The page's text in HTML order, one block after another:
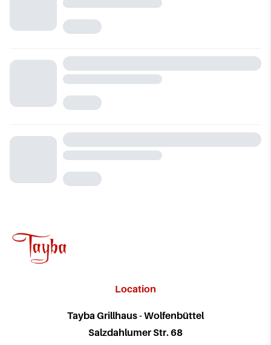
Location
Tayba Grillhaus - Wolfenbüttel
Salzdahlumer Str. 68